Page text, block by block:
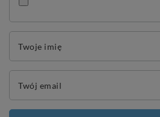
Twoje imię
Twój email